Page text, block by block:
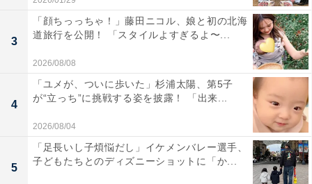
3
「顔ちっっちゃ！」藤田ニコル、娘と初の北海
道旅行を公開！ 「スタイルよすぎるよ〜...
2026/08/08
4
「ユメが、ついに歩いた」杉浦太陽、第5子
が“立っち”に挑戦する姿を披露！ 「出来...
2026/08/04
5
「足長いし子煩悩だし」イケメンバレー選手、
子どもたちとのディズニーショットに「か...